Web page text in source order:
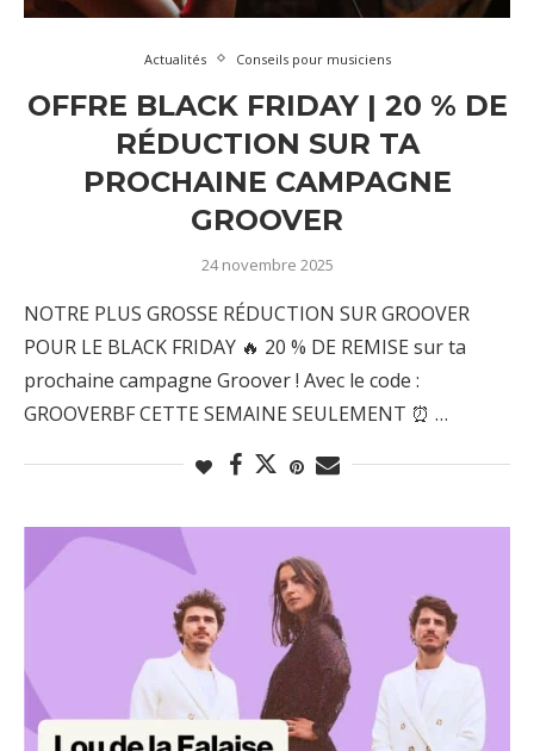
Actualités Conseils pour musiciens
OFFRE BLACK FRIDAY | 20 % DE
RÉDUCTION SUR TA
PROCHAINE CAMPAGNE
GROOVER
24 novembre 2025
NOTRE PLUS GROSSE RÉDUCTION SUR GROOVER
POUR LE BLACK FRIDAY 🔥 20 % DE REMISE sur ta
prochaine campagne Groover ! Avec le code :
GROOVERBF CETTE SEMAINE SEULEMENT ⏰ …